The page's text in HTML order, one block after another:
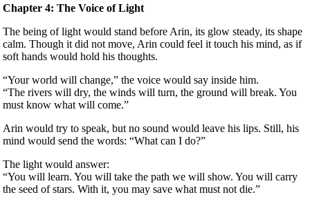
Chapter 4: The Voice of Light
The being of light would stand before Arin, its glow steady, its shape
calm. Though it did not move, Arin could feel it touch his mind, as if
soft hands would hold his thoughts.
“Your world will change,” the voice would say inside him.
“The rivers will dry, the winds will turn, the ground will break. You
must know what will come.”
Arin would try to speak, but no sound would leave his lips. Still, his
mind would send the words: “What can I do?”
The light would answer:
“You will learn. You will take the path we will show. You will carry
the seed of stars. With it, you may save what must not die.”